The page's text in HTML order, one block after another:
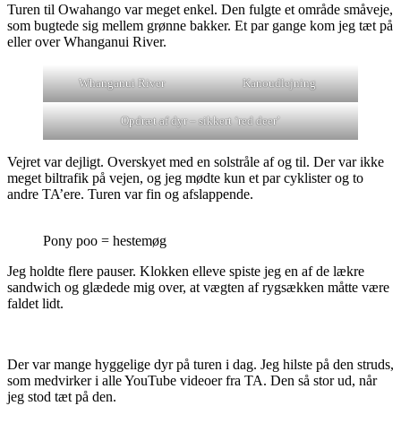
Turen til Owahango var meget enkel. Den fulgte et område småveje,
som bugtede sig mellem grønne bakker. Et par gange kom jeg tæt på
eller over Whanganui River.
Whanganui River Kanoudlejning
Opdræt af dyr – sikkert ‘red deer’
Vejret var dejligt. Overskyet med en solstråle af og til. Der var ikke
meget biltrafik på vejen, og jeg mødte kun et par cyklister og to
andre TA’ere. Turen var fin og afslappende.
Pony poo = hestemøg
Jeg holdte flere pauser. Klokken elleve spiste jeg en af de lækre
sandwich og glædede mig over, at vægten af rygsækken måtte være
faldet lidt.
Der var mange hyggelige dyr på turen i dag. Jeg hilste på den struds,
som medvirker i alle YouTube videoer fra TA. Den så stor ud, når
jeg stod tæt på den.